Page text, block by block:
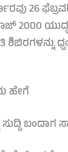
26
ಯುದ್ಧ
ಹೇಗೆ
ಬಂದಾಗ